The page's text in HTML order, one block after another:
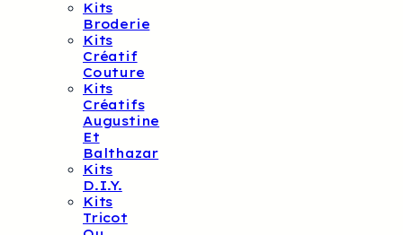
Kits
Broderie
Kits
Créatif
Couture
Kits
Créatifs
Augustine
Et
Balthazar
Kits
D.I.Y.
Kits
Tricot